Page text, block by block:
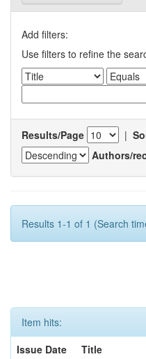
Add filters:
Use filters to refine the
Results/Page |
Authors/
Results 1-1 of 1 (Search
Item hits:
Issue Date
Title